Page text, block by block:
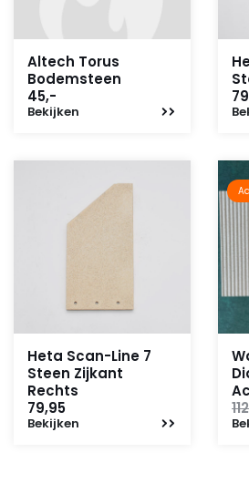
Altech Torus
Bodemsteen
45,-
Bekijken
Heta Scan-Line 7
Steen Zijkant
Rechts
79,95
Bekijken